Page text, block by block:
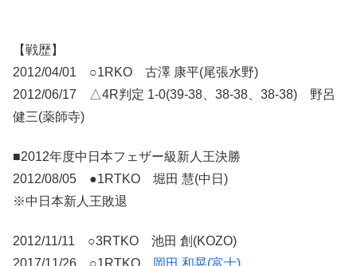
【戦歴】
2012/04/01 ○1RKO 古澤 康平(尾張水野)
2012/06/17 △4R判定 1-0(39-38、38-38、38-38) 野呂
健三(薬師寺)
■2012年度中日本フェザー級新人王決勝
2012/08/05 ●1RTKO 堀田 慧(中日)
※中日本新人王敗退
2012/11/11 ○3RTKO 池田 創(KOZO)